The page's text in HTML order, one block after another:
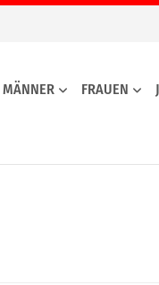
MÄNNER FRAUEN